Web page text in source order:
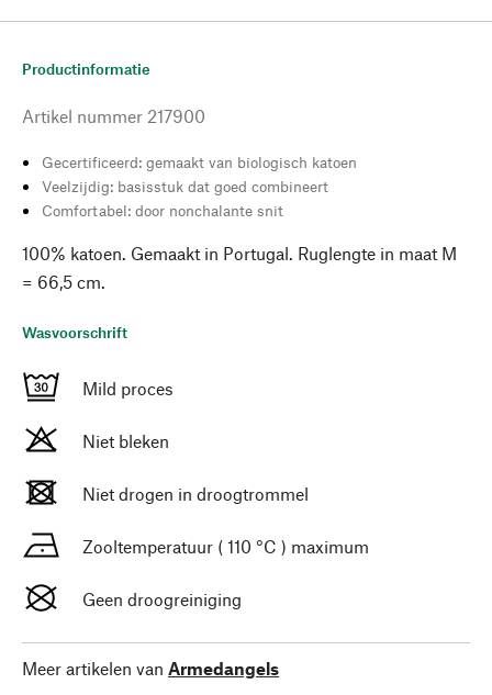
Productinformatie
Artikel nummer 217900
Gecertificeerd: gemaakt van biologisch katoen
Veelzijdig: basisstuk dat goed combineert
Comfortabel: door nonchalante snit
100% katoen. Gemaakt in Portugal. Ruglengte in maat M
= 66,5 cm.
Wasvoorschrift
Mild proces
Niet bleken
Niet drogen in droogtrommel
Zooltemperatuur ( 110 °C ) maximum
Geen droogreiniging
Meer artikelen van Armedangels